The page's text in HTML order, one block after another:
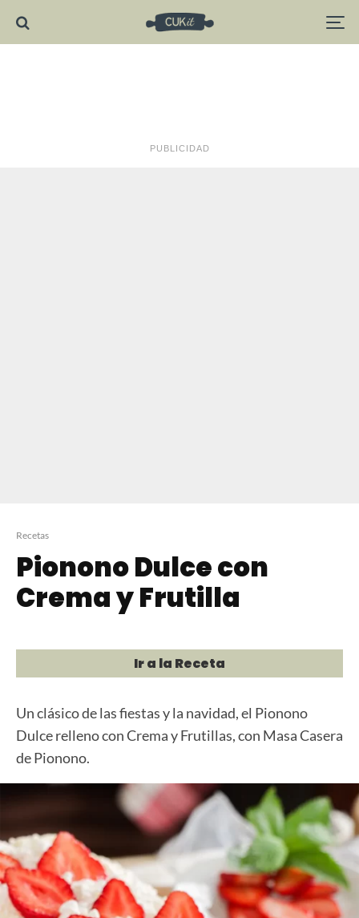
PUBLICIDAD
Recetas
Pionono Dulce con
Crema y Frutilla
Ir a la Receta
Un clásico de las fiestas y la navidad, el Pionono
Dulce relleno con Crema y Frutillas, con Masa Casera
de Pionono.